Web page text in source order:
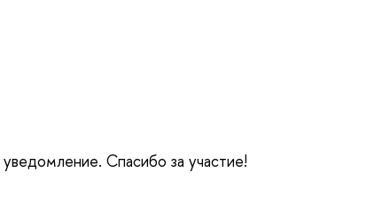
Спасибо за участие!